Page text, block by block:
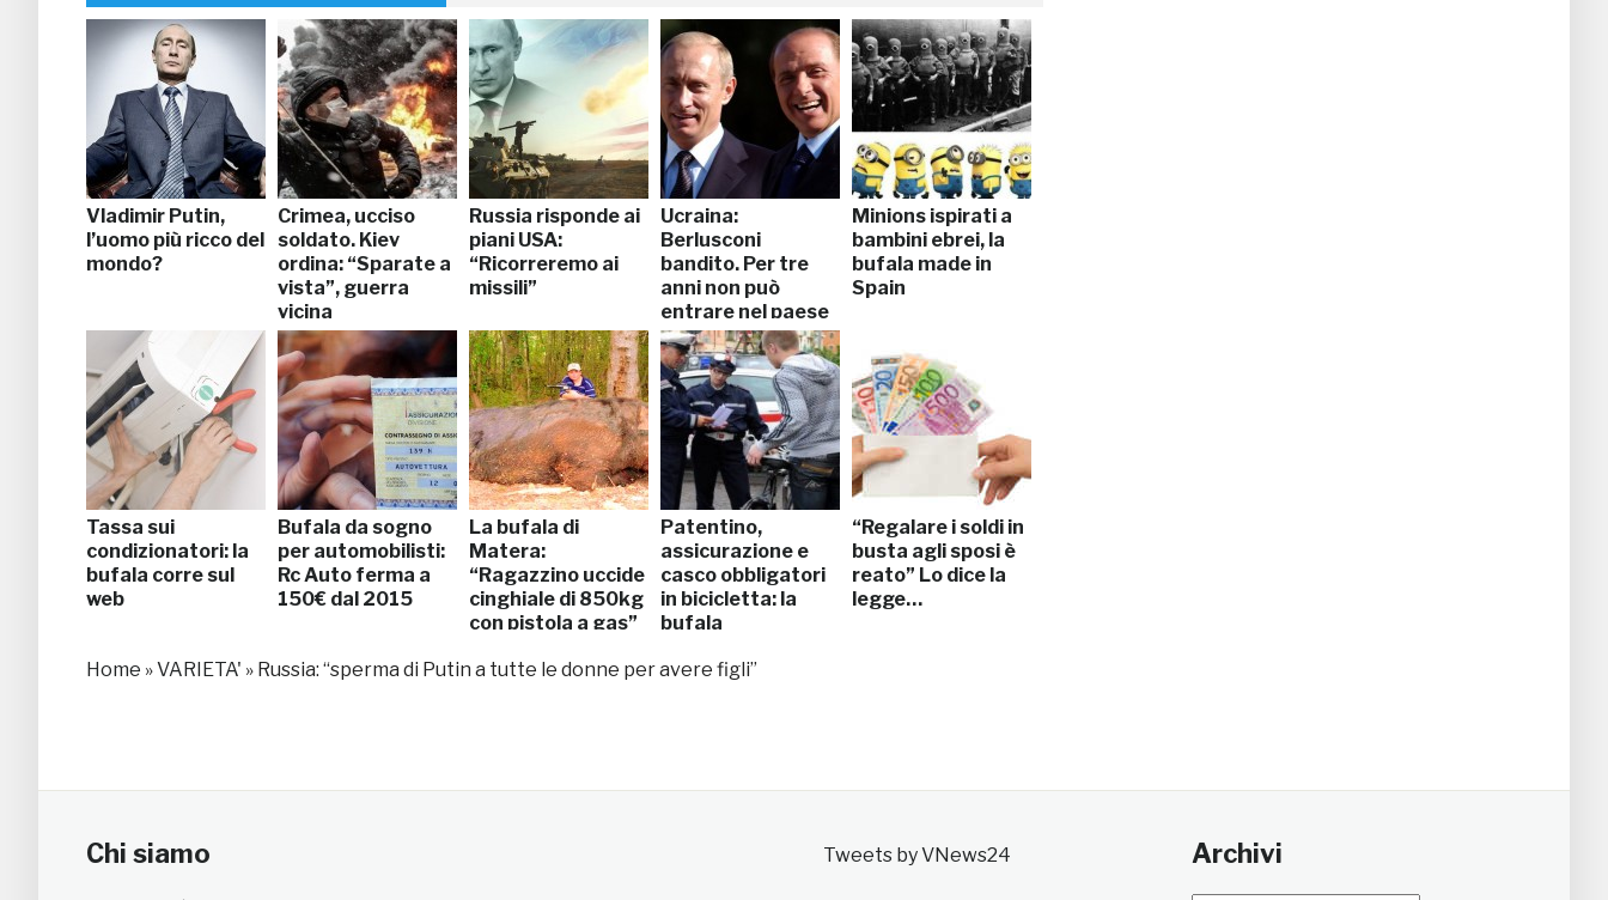
Vladimir Putin,
l’uomo più ricco del
mondo?
Crimea, ucciso
soldato. Kiev
ordina: “Sparate a
vista”, guerra
vicina
Russia risponde ai
piani USA:
“Ricorreremo ai
missili”
Ucraina:
Berlusconi
bandito. Per tre
anni non può
entrare nel paese
Minions ispirati a
bambini ebrei, la
bufala made in
Spain
Tassa sui
condizionatori: la
bufala corre sul
web
Bufala da sogno
per automobilisti:
Rc Auto ferma a
150€ dal 2015
La bufala di
Matera:
“Ragazzino uccide
cinghiale di 850kg
con pistola a gas”
Patentino,
assicurazione e
casco obbligatori
in bicicletta: la
bufala
“Regalare i soldi in
busta agli sposi è
reato” Lo dice la
legge…
Home »VARIETA' » Russia: “sperma di Putin a tutte le donne per avere figli”
Chi siamo Tweets by VNews24 Archivi